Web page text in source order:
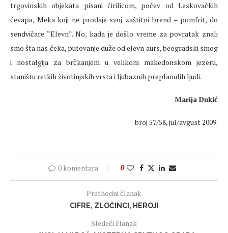
trgovinskih objekata pisani ćirilicom, počev od Leskovačkih
ćevapa, Meka koji ne prodaje svoj zaštitni brend – pomfrit, do
sendvičare “Elevn”. No, kada je došlo vreme za povratak znali
smo šta nas čeka, putovanje duže od elevn aurs, beogradski smog
i nostalgija za brčkanjem u velikom makedonskom jezeru,
staništu retkih životinjskih vrsta i ljubaznih preplanulih ljudi.
Marija Dukić
broj 57/58, jul/avgust 2009.
0 komentara 0
Prethodni članak
CIFRE, ZLOČINCI, HEROJI
Sledeći članak